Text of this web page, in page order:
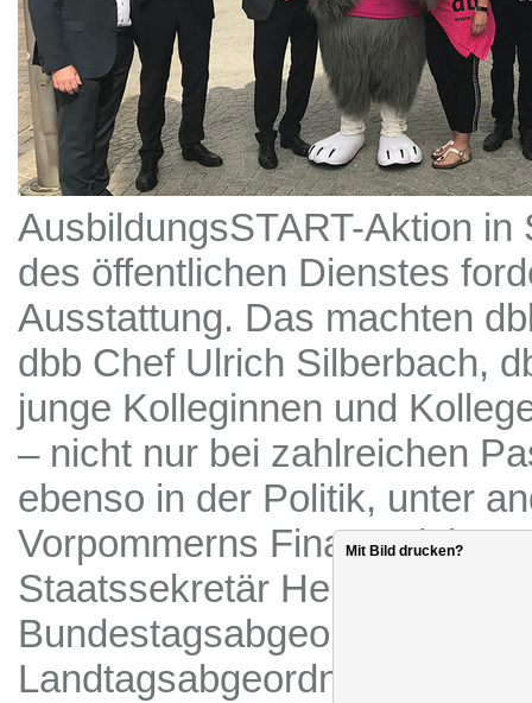
AusbildungsSTART-Aktion
des öffentlichen Dienstes
Ausstattung. Das machten
dbb Chef Ulrich Silberbach,
junge Kolleginnen und
– nicht nur bei zahlreichen
ebenso in der Politik, unter
Vorpommerns
Staatssekretär Heiko Mieraß
Bundestagsabgeordneten
Landtagsabgeordneten
Mit Bild drucken?